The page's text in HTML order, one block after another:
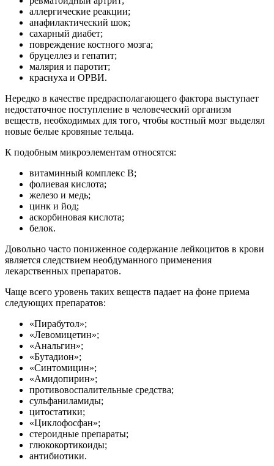
аллергические реакции;
анафилактический шок;
сахарный диабет;
повреждение костного мозга;
бруцеллез и гепатит;
малярия и паротит;
краснуха и ОРВИ.
Нередко в качестве предрасполагающего фактора выступает
недостаточное поступление в человеческий организм
веществ, необходимых для того, чтобы костный мозг выделял
новые белые кровяные тельца.
К подобным микроэлементам относятся:
витаминный комплекс В;
фолиевая кислота;
железо и медь;
цинк и йод;
аскорбиновая кислота;
белок.
Довольно часто пониженное содержание лейкоцитов в крови
является следствием необдуманного применения
лекарственных препаратов.
Чаще всего уровень таких веществ падает на фоне приема
следующих препаратов:
«Пирабутол»;
«Левомицетин»;
«Анальгин»;
«Бутадион»;
«Синтомицин»;
«Амидопирин»;
противовоспалительные средства;
сульфаниламиды;
цитостатики;
«Циклофосфан»;
стероидные препараты;
глюкокортикоиды;
антибиотики.